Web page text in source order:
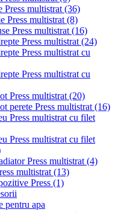
Press multistrat (36)
Press multistrat (8)
Press multistrat (16)
Press multistrat (24)
Press multistrat cu
Press multistrat cu
Press multistrat (20)
perete Press multistrat (16)
Press multistrat cu filet
Press multistrat cu filet
Press multistrat (4)
multistrat (13)
Press (1)
pentru apa